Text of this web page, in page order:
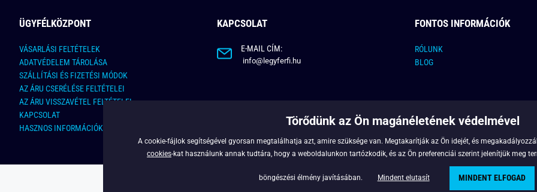
ÜGYFÉLKÖZPONT
VÁSARLÁSI FELTÉTELEK
ADATVÉDELEM TÁROLÁSA
SZÁLLÍTÁSI ÉS FIZETÉSI MÓDOK
AZ ÁRU CSERÉLÉSE FELTÉTELEI
AZ ÁRU VISSZAVÉTEL FELTÉTELEI
KAPCSOLAT
HASZNOS INFORMÁCIÓK
KAPCSOLAT
E-MAIL CÍM:
info@legyferfi.hu
FONTOS INFORMÁCIÓK
RÓLUNK
BLOG
Copyright © 2022 - Legyferfi.hu
Törődünk az Ön magánéletének védelmével
A cookie-fájlok segítségével gyorsan megtalálhatja azt, amire szüksége van. Megtakarítják az Ön idejét, és
cookies-kat használunk annak tudtára, hogy a weboldalunkon tartózkodik, és az Ön preferenciái szerint jelenítjük meg
böngészési élmény javításában. Mindent elutasít MINDENT ELFOGAD